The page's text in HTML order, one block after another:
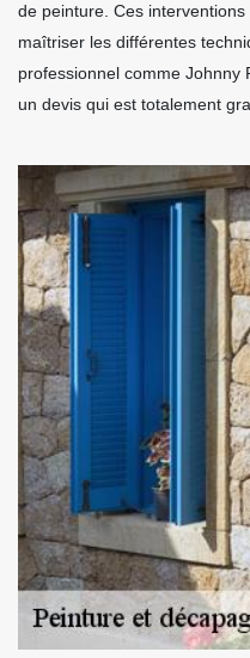
de peinture. Ces
maîtriser les différentes
professionnel comme Johnny
un devis qui est totalement